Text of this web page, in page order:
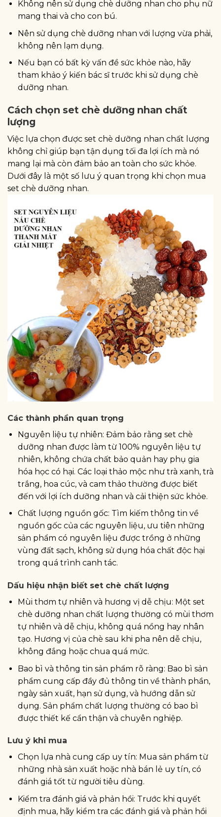
Không nên sử dụng chè dưỡng nhan cho phụ nữ
mang thai và cho con bú.
Nên sử dụng chè dưỡng nhan với lượng vừa phải,
không nên lạm dụng.
Nếu bạn có bất kỳ vấn đề sức khỏe nào, hãy
tham khảo ý kiến bác sĩ trước khi sử dụng chè
dưỡng nhan.
Cách chọn set chè dưỡng nhan chất
lượng
Việc lựa chọn được set chè dưỡng nhan chất lượng
không chỉ giúp bạn tận dụng tối đa lợi ích mà nó
mang lại mà còn đảm bảo an toàn cho sức khỏe.
Dưới đây là một số lưu ý quan trọng khi chọn mua
set chè dưỡng nhan.
Các thành phần quan trọng
Nguyên liệu tự nhiên: Đảm bảo rằng set chè
dưỡng nhan được làm từ 100% nguyên liệu tự
nhiên, không chứa chất bảo quản hay phụ gia
hóa học có hại. Các loại thảo mộc như trà xanh, trà
trắng, hoa cúc, và cam thảo thường được biết
đến với lợi ích dưỡng nhan và cải thiện sức khỏe.
Chất lượng nguồn gốc: Tìm kiếm thông tin về
nguồn gốc của các nguyên liệu, ưu tiên những
sản phẩm có nguyên liệu được trồng ở những
vùng đất sạch, không sử dụng hóa chất độc hại
trong quá trình canh tác.
Dấu hiệu nhận biết set chè chất lượng
Mùi thơm tự nhiên và hương vị dễ chịu: Một set
chè dưỡng nhan chất lượng thường có mùi thơm
tự nhiên và dễ chịu, không quá nồng hay nhân
tạo. Hương vị của chè sau khi pha nên dễ chịu,
không đắng hoặc chua quá mức.
Bao bì và thông tin sản phẩm rõ ràng: Bao bì sản
phẩm cung cấp đầy đủ thông tin về thành phần,
ngày sản xuất, hạn sử dụng, và hướng dẫn sử
dụng. Sản phẩm chất lượng thường có bao bì
được thiết kế cẩn thận và chuyên nghiệp.
Lưu ý khi mua
Chọn lựa nhà cung cấp uy tín: Mua sản phẩm từ
những nhà sản xuất hoặc nhà bán lẻ uy tín, có
đánh giá tốt từ người tiêu dùng.
Kiểm tra đánh giá và phản hồi: Trước khi quyết
định mua, hãy kiểm tra các đánh giá và phản hồi